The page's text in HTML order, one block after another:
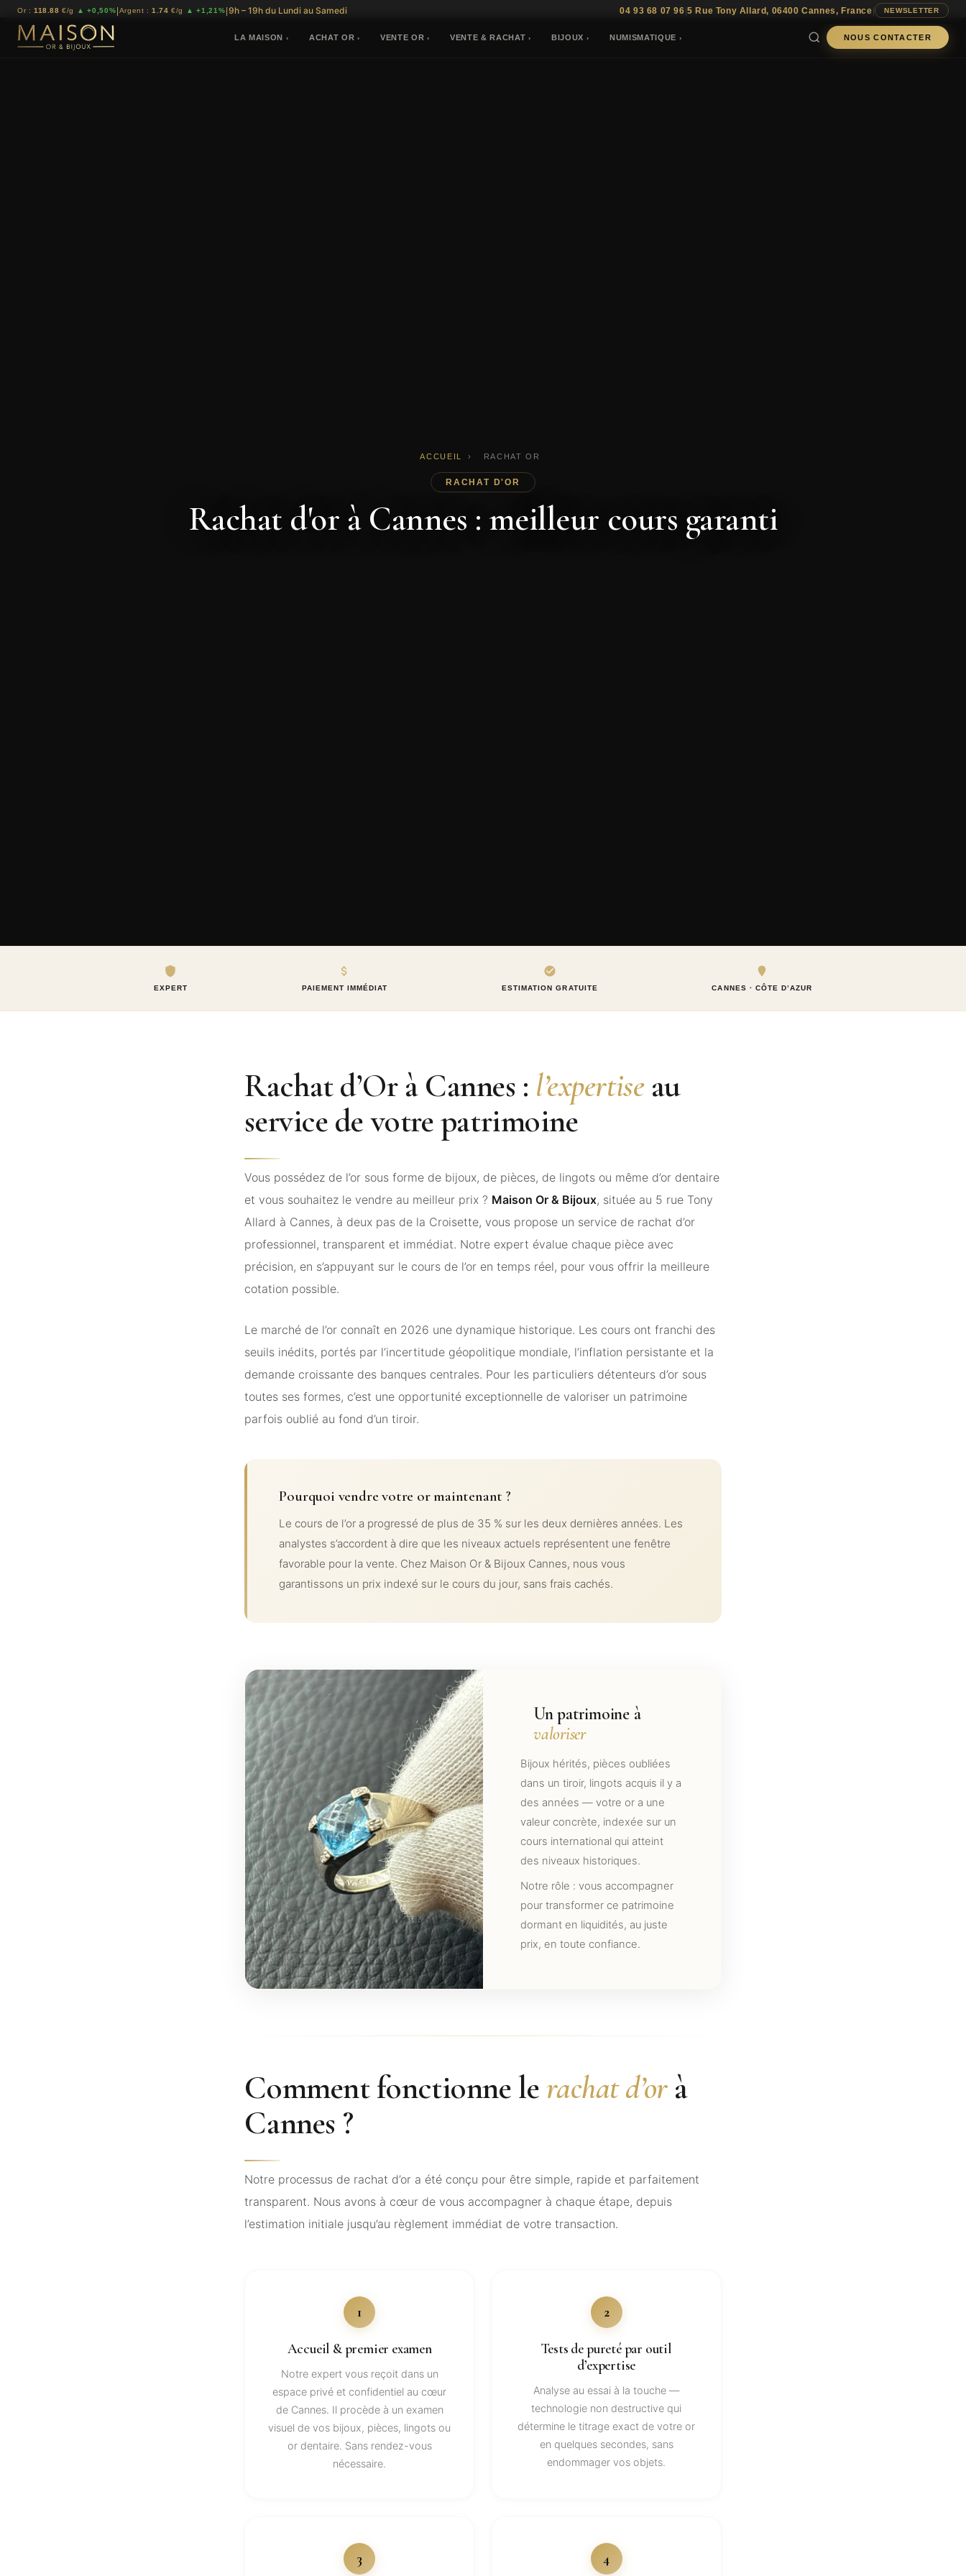
Or : 118.88 €/g ▲ +0,50%|Argent :1.74 €/g ▲ +1,21%|9h – 19h du Lundi au Samedi 04 93 68 07 96|5 Rue Tony Allard, 06400 Cannes, France| NEWSLETTER
LA MAISON › ACHAT OR › VENTE OR › VENTE & RACHAT › BIJOUX › NUMISMATIQUE › NOUS CONTACTER
ACCUEIL › RACHAT OR
RACHAT D'OR
Rachat d'or à Cannes : meilleur cours garanti
EXPERT PAIEMENT IMMÉDIAT ESTIMATION GRATUITE CANNES · CÔTE D’AZUR
Rachat d’Or à Cannes : l’expertiseau
service de votre patrimoine
Vous possédez de l’or sous forme de bijoux, de pièces, de lingots ou même d’or dentaire
et vous souhaitez le vendre au meilleur prix ? Maison Or & Bijoux, située au 5 rue Tony
Allard à Cannes, à deux pas de la Croisette, vous propose un service de rachat d’or
professionnel, transparent et immédiat. Notre expert évalue chaque pièce avec
précision, en s’appuyant sur le cours de l’or en temps réel, pour vous offrir la meilleure
cotation possible.
Le marché de l’or connaît en 2026 une dynamique historique. Les cours ont franchi des
seuils inédits, portés par l’incertitude géopolitique mondiale, l’inflation persistante et la
demande croissante des banques centrales. Pour les particuliers détenteurs d’or sous
toutes ses formes, c’est une opportunité exceptionnelle de valoriser un patrimoine
parfois oublié au fond d’un tiroir.
Pourquoi vendre votre or maintenant ?
Le cours de l’or a progressé de plus de 35 % sur les deux dernières années. Les
analystes s’accordent à dire que les niveaux actuels représentent une fenêtre
favorable pour la vente. Chez Maison Or & Bijoux Cannes, nous vous
garantissons un prix indexé sur le cours du jour, sans frais cachés.
Un patrimoine à
valoriser
Bijoux hérités, pièces oubliées
dans un tiroir, lingots acquis il y a
des années — votre or a une
valeur concrète, indexée sur un
cours international qui atteint
des niveaux historiques.
Notre rôle : vous accompagner
pour transformer ce patrimoine
dormant en liquidités, au juste
prix, en toute confiance.
Comment fonctionne le rachat d’orà
Cannes ?
Notre processus de rachat d’or a été conçu pour être simple, rapide et parfaitement
transparent. Nous avons à cœur de vous accompagner à chaque étape, depuis
l’estimation initiale jusqu’au règlement immédiat de votre transaction.
1
Accueil & premier examen
Notre expert vous reçoit dans un
espace privé et confidentiel au cœur
de Cannes. Il procède à un examen
visuel de vos bijoux, pièces, lingots ou
or dentaire. Sans rendez-vous
nécessaire.
2
Tests de pureté par outil
d’expertise
Analyse au essai à la touche —
technologie non destructive qui
détermine le titrage exact de votre or
en quelques secondes, sans
endommager vos objets.
3 4